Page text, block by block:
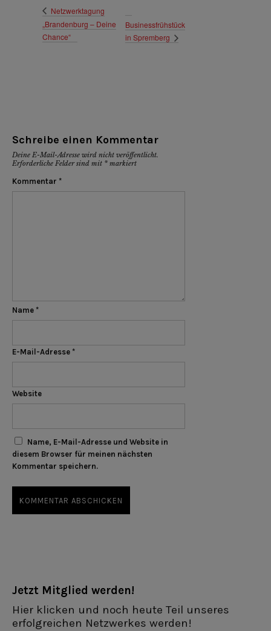
Netzwerktagung
„Brandenburg – Deine
Chance“
Businessfrühstück
in Spremberg
Schreibe einen Kommentar
Deine E-Mail-Adresse wird nicht veröffentlicht.
Erforderliche Felder sind mit * markiert
Kommentar *
Name *
E-Mail-Adresse *
Website
Name, E-Mail-Adresse und Website in
diesem Browser für meinen nächsten
Kommentar speichern.
Jetzt Mitglied werden!
Hier klicken und noch heute Teil unseres
erfolgreichen Netzwerkes werden!